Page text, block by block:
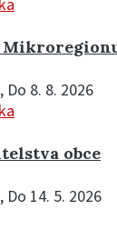
Do 8. 8. 2026
obce
Do 14. 5. 2026